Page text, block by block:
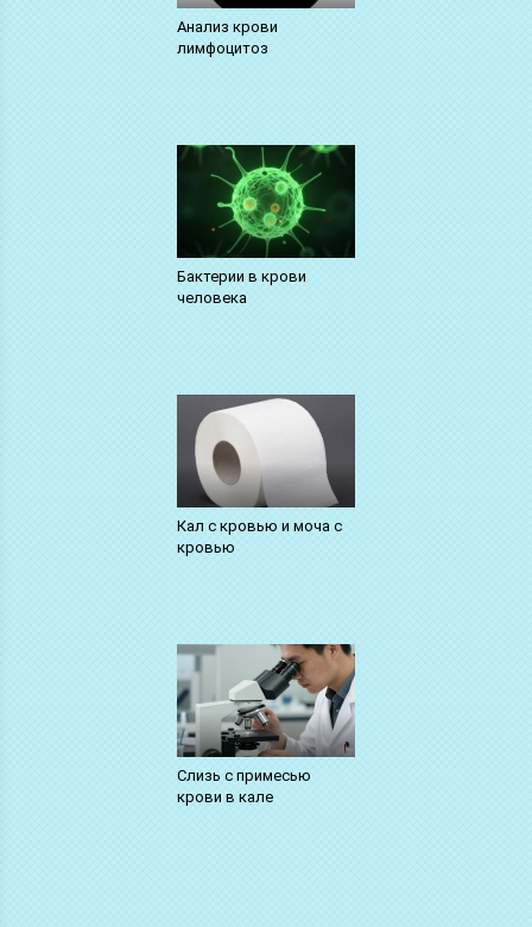
Анализ крови
лимфоцитоз
Бактерии в крови
человека
Кал с кровью и моча с
кровью
Слизь с примесью
крови в кале